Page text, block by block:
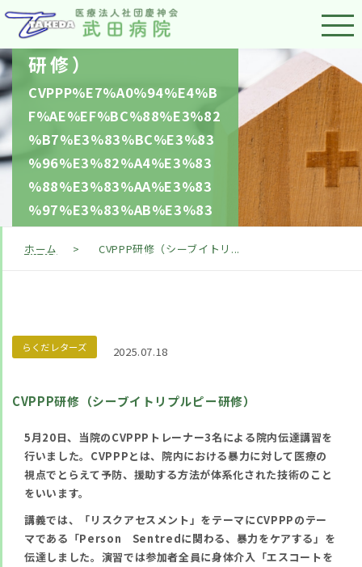
ブイトリプルピー
研修）
CVPPP%E7%A0%94%E4%B
F%AE%EF%BC%88%E3%82
%B7%E3%83%BC%E3%83
%96%E3%82%A4%E3%83
%88%E3%83%AA%E3%83
%97%E3%83%AB%E3%83
%94%E3%83%BC%E7%A0
%94%E4%BF%AE%EF%BC
ホーム > CVPPP研修（シーブイトリ...
らくだレターズ 2025.07.18
CVPPP研修（シーブイトリプルピー研修）
5月20日、当院のCVPPPトレーナー3名による院内伝達講習を
行いました。CVPPPとは、院内における暴力に対して医療の
視点でとらえて予防、援助する方法が体系化された技術のこと
をいいます。
講義では、「リスクアセスメント」をテーマにCVPPPのテー
マである「Person Sentredに関わる、暴力をケアする」を
伝達しました。演習では参加者全員に身体介入「エスコートを